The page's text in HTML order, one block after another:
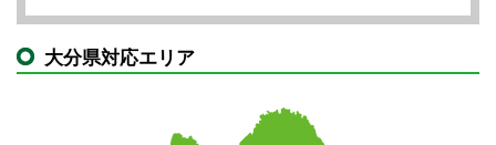
大分県対応エリア